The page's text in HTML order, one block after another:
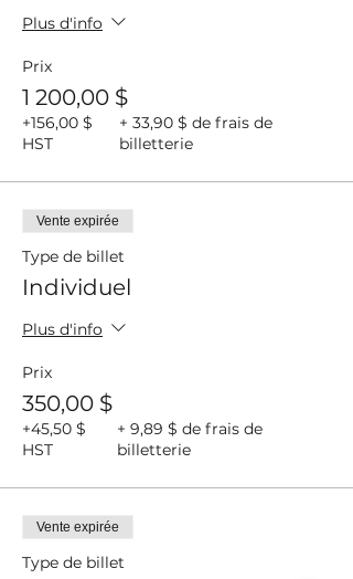
Plus d'info
Prix
1 200,00 $
+156,00 $
HST
+ 33,90 $ de frais de
billetterie
Vente expirée
Type de billet
Individuel
Plus d'info
Prix
350,00 $
+45,50 $
HST
+ 9,89 $ de frais de
billetterie
Vente expirée
Type de billet